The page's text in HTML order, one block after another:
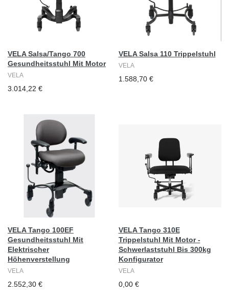
VELA Salsa/Tango 700
Gesundheitsstuhl Mit Motor
VELA
3.014,22 €
VELA Salsa 110 Trippelstuhl
VELA
1.588,70 €
VELA Tango 100EF
Gesundheitsstuhl Mit
Elektrischer
Höhenverstellung
VELA
2.552,30 €
VELA Tango 310E
Trippelstuhl Mit Motor -
Schwerlaststuhl Bis 300kg
Konfigurator
VELA
0,00 €